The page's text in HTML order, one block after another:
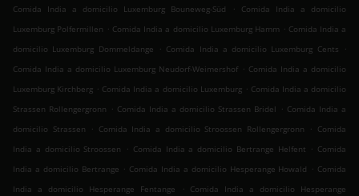
Comida India a domicilio Luxemburg Bouneweg-Süd
.
Comida India a domicilio
Luxemburg Polfermillen . Comida India a domicilio Luxemburg Hamm . Comida India a
domicilio Luxemburg Dommeldange
. Comida India a domicilio Luxemburg Cents
.
Comida India a domicilio Luxemburg Neudorf-Weimershof . Comida India a domicilio
Luxemburg Kirchberg . Comida India a domicilio Luxemburg . Comida India a domicilio
Strassen Rollengergronn . Comida India a domicilio Strassen Bridel . Comida India a
domicilio Strassen
. Comida India a domicilio Stroossen Rollengergronn . Comida
India a domicilio Stroossen
. Comida India a domicilio Bertrange Helfent . Comida
India a domicilio Bertrange . Comida India a domicilio Hesperange Howald . Comida
India a domicilio Hesperange Fentange
. Comida India a domicilio Hesperange